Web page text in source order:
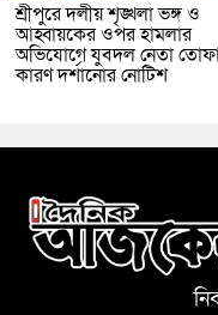
শ্রীপুরে দলীয় শৃঙ্খলা ভঙ্গ ও
আহ্বায়কের ওপর হামলার
অভিযোগে যুবদল নেতা
কারণ দর্শানোর নোটিশ